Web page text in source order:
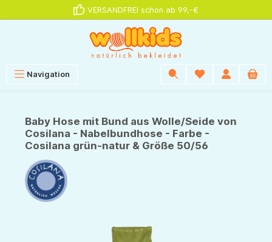
VERSANDFREI schon ab 99,-€
Navigation
Baby Hose mit Bund aus Wolle/Seide von
Cosilana - Nabelbundhose - Farbe -
Cosilana grün-natur & Größe 50/56
Bildergalerie überspringen